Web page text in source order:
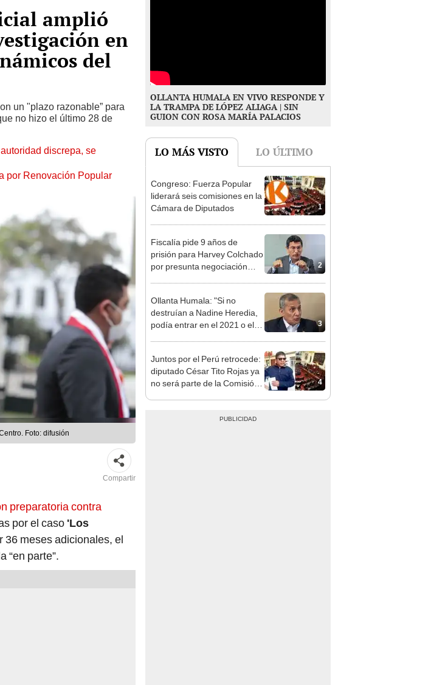
amplió
en
del
un "plazo razonable” para
no hizo el último 28 de
discrepa, se
por Renovación Popular
Foto: difusión
Compartir
preparatoria contra
por el caso 'Los
36 meses adicionales, el
“en parte”.
OLLANTA HUMALA EN VIVO RESPONDE Y
LA TRAMPA DE LÓPEZ ALIAGA | SIN
GUION CON ROSA MARÍA PALACIOS
LO MÁS VISTO LO ÚLTIMO
1
Congreso: Fuerza Popular
liderará seis comisiones en la
Cámara de Diputados
2
Fiscalía pide 9 años de
prisión para Harvey Colchado
por presunta negociación
3
Ollanta Humala: "Si no
destruían a Nadine Heredia,
podía entrar en el 2021 o el
4
Juntos por el Perú retrocede:
diputado César Tito Rojas ya
no será parte de la Comisión